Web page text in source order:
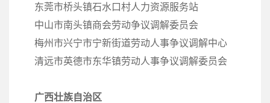
东莞市桥头镇石水口村人力资源服务站
中山市南头镇商会劳动争议调解委员会
梅州市兴宁市宁新街道劳动人事争议调解中心
清远市英德市东华镇劳动人事争议调解委员会
广西壮族自治区